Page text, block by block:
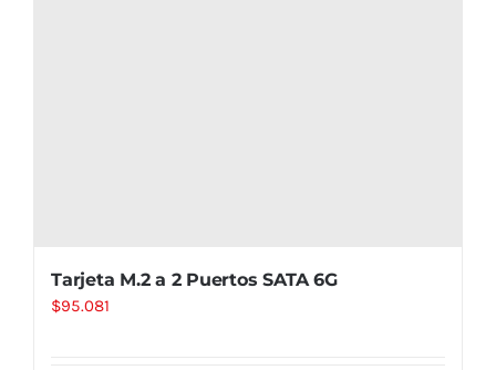
Tarjeta M.2 a 2 Puertos SATA 6G
$95.081